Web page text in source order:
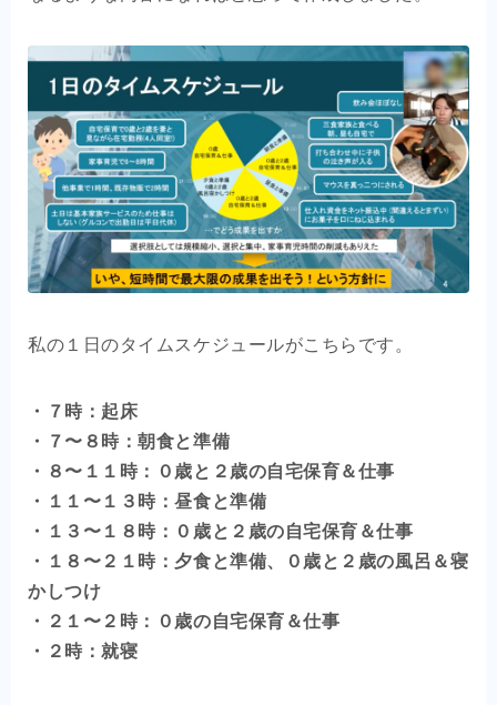
私の１日のタイムスケジュールがこちらです。
・７時：起床
・７〜８時：朝食と準備
・８〜１１時：０歳と２歳の自宅保育＆仕事
・１１〜１３時：昼食と準備
・１３〜１８時：０歳と２歳の自宅保育＆仕事
・１８〜２１時：夕食と準備、０歳と２歳の風呂＆寝
かしつけ
・２１〜２時：０歳の自宅保育＆仕事
・２時：就寝